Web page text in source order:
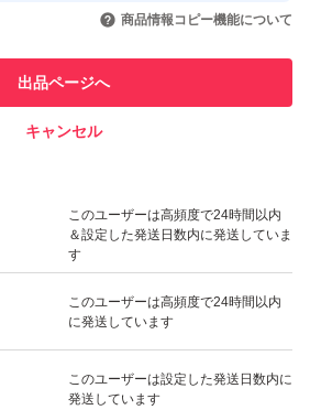
引を完了させた実績があります
での取引実績があります
このユーザーは高頻度で24時間以内
＆設定した発送日数内に発送していま
す
このユーザーは高頻度で24時間以内
に発送しています
このユーザーは設定した発送日数内に
発送しています
商品情報コピー機能について
出品ページへ
キャンセル
いいね！
600